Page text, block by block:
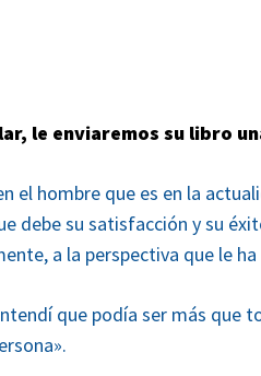
le enviaremos su libro
el hombre que es en la
debe su satisfacción y su
a la perspectiva que le
que podía ser más